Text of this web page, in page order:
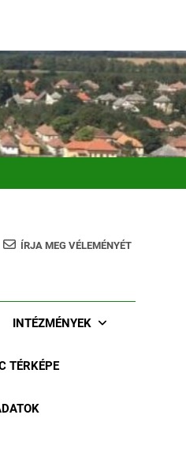
ÍRJA MEG VÉLEMÉNYÉT
INTÉZMÉNYEK
TÉRKÉPE